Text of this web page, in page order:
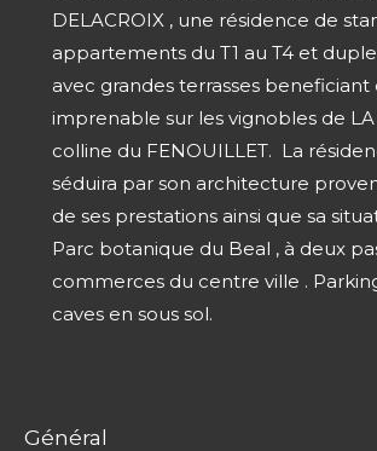
DELACROIX , une résidence de
appartements du T1 au T4 et
avec grandes terrasses beneficiant
imprenable sur les vignobles de
colline du FENOUILLET. La
séduira par son architecture
de ses prestations ainsi que sa
Parc botanique du Beal , à deux
commerces du centre ville .
caves en sous sol.
général